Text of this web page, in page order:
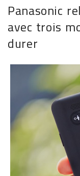
Panasonic
avec trois
durer